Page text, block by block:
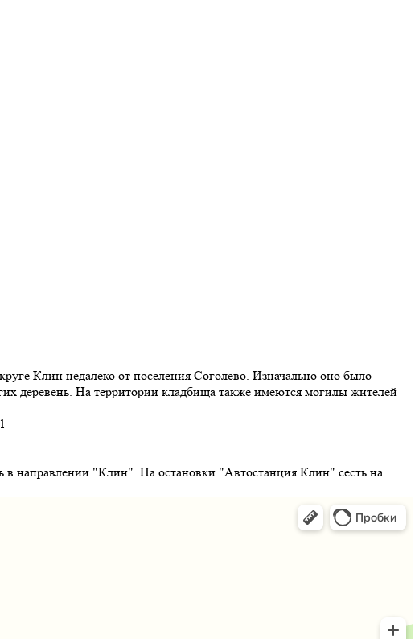
Клин недалеко от поселения Соголево. Изначально оно было
деревень. На территории кладбища также имеются могилы жителей
в направлении "Клин". На остановки "Автостанция Клин" сесть на